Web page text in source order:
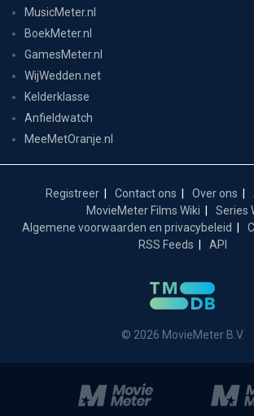
MusicMeter.nl
BoekMeter.nl
GamesMeter.nl
WijWedden.net
Kelderklasse
Anfieldwatch
MeeMetOranje.nl
Registreer Contact ons Over ons
MovieMeter Films Wiki
Series
Algemene voorwaarden en privacybeleid
RSS Feeds
API
© 2026 MovieMeter B.V.